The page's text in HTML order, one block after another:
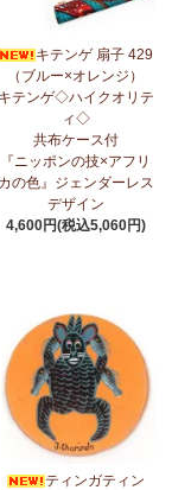
コーナー新入荷！
を、これからも
ッサム種タンザ
新入荷！ゆった
！大人気のティ
プ！
～アッサム種タ
キテンゲ 扇子 429
（ブルー×オレンジ）
キテンゲ◇ハイクオリテ
ィ◇
共布ケース付
『ニッポンの技×アフリ
カの色』ジェンダーレス
デザイン
4,600円(税込5,060円)
ティンガティン